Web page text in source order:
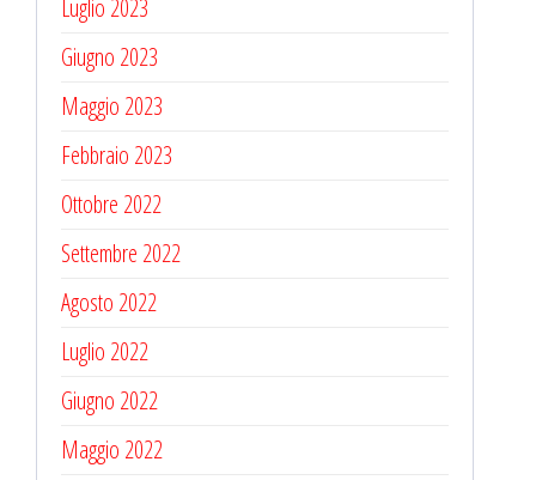
Luglio 2023
Giugno 2023
Maggio 2023
Febbraio 2023
Ottobre 2022
Settembre 2022
Agosto 2022
Luglio 2022
Giugno 2022
Maggio 2022